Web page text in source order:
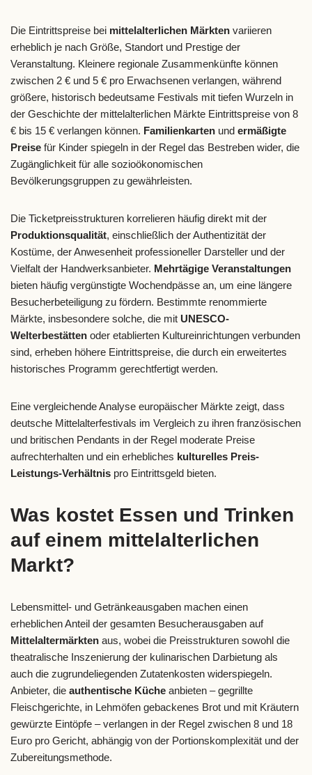
Die Eintrittspreise bei mittelalterlichen Märkten variieren
erheblich je nach Größe, Standort und Prestige der
Veranstaltung. Kleinere regionale Zusammenkünfte können
zwischen 2 € und 5 € pro Erwachsenen verlangen, während
größere, historisch bedeutsame Festivals mit tiefen Wurzeln in
der Geschichte der mittelalterlichen Märkte Eintrittspreise von 8
€ bis 15 € verlangen können. Familienkarten und ermäßigte
Preise für Kinder spiegeln in der Regel das Bestreben wider, die
Zugänglichkeit für alle sozioökonomischen
Bevölkerungsgruppen zu gewährleisten.
Die Ticketpreisstrukturen korrelieren häufig direkt mit der
Produktionsqualität, einschließlich der Authentizität der
Kostüme, der Anwesenheit professioneller Darsteller und der
Vielfalt der Handwerksanbieter. Mehrtägige Veranstaltungen
bieten häufig vergünstigte Wochendpässe an, um eine längere
Besucherbeteiligung zu fördern. Bestimmte renommierte
Märkte, insbesondere solche, die mit UNESCO-
Welterbestätten oder etablierten Kultureinrichtungen verbunden
sind, erheben höhere Eintrittspreise, die durch ein erweitertes
historisches Programm gerechtfertigt werden.
Eine vergleichende Analyse europäischer Märkte zeigt, dass
deutsche Mittelalterfestivals im Vergleich zu ihren französischen
und britischen Pendants in der Regel moderate Preise
aufrechterhalten und ein erhebliches kulturelles Preis-
Leistungs-Verhältnis pro Eintrittsgeld bieten.
Was kostet Essen und Trinken
auf einem mittelalterlichen
Markt?
Lebensmittel- und Getränkeausgaben machen einen
erheblichen Anteil der gesamten Besucherausgaben auf
Mittelaltermärkten aus, wobei die Preisstrukturen sowohl die
theatralische Inszenierung der kulinarischen Darbietung als
auch die zugrundeliegenden Zutatenkosten widerspiegeln.
Anbieter, die authentische Küche anbieten – gegrillte
Fleischgerichte, in Lehmöfen gebackenes Brot und mit Kräutern
gewürzte Eintöpfe – verlangen in der Regel zwischen 8 und 18
Euro pro Gericht, abhängig von der Portionskomplexität und der
Zubereitungsmethode.